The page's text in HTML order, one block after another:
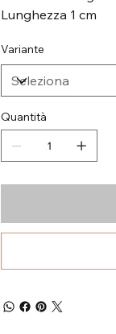
Lunghezza 1 cm
Variante
Quantità